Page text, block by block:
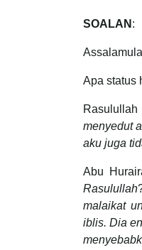
SOALAN :
Apa status
Rasulullah
menyedut
aku juga
Abu
Rasulullah
malaikat
iblis. Dia